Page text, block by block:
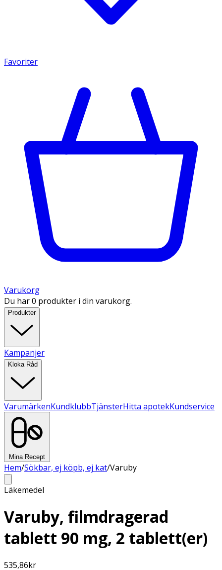
Favoriter
Varukorg
Du har 0 produkter i din varukorg.
Produkter
Kampanjer
Kloka Råd
VarumärkenKundklubbTjänsterHitta apotekKundservice
Mina Recept
Hem/Sökbar, ej köpb, ej kat/Varuby
Läkemedel
Varuby, filmdragerad
tablett 90 mg, 2 tablett(er)
535,86kr